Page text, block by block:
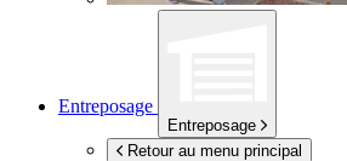
Entreposage
Entreposage
Retour au menu principal